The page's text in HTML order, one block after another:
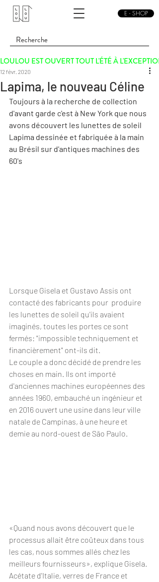
E - SHOP
LOULOU EST OUVERT TOUT L'ÉTÉ À
Lapima, le nouveau Céline
12 févr. 2020
Toujours à la recherche de collection
d'avant garde c'est à New York que nous
avons découvert les lunettes de soleil
Lapima dessinée et fabriquée à la main
au Brésil sur d'antiques machines des
60's
Lorsque Gisela et Gustavo Assis ont
contacté des fabricants pour  produire
les lunettes de soleil qu'ils avaient
imaginés, toutes les portes ce sont
fermés: "impossible techniquement et
financièrement" ont-ils dit.
Le couple a donc décidé de prendre les
choses en main. Ils ont importé
d'anciennes machines européennes des
années 1960, embauché un ingénieur et
en 2016 ouvert une usine dans leur ville
natale de Campinas, à une heure et
demie au nord-ouest de São Paulo.
«Quand nous avons découvert que le
processus allait être coûteux dans tous
les cas, nous sommes allés chez les
meilleurs fournisseurs», explique Gisela.
Acétate d'Italie, verres de France et